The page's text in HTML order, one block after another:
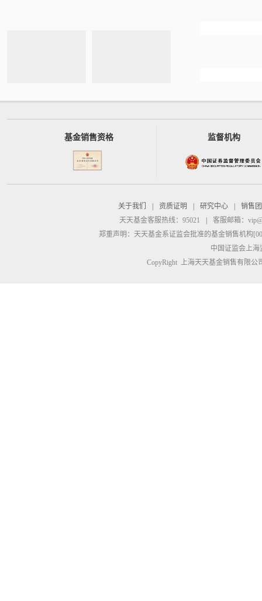
基金销售资格 监督机构
关于我们 资质证明 研究中心
销售
天天基金客服热线：95021
客服邮箱：
郑重声明： 天天基金系证监会批准的基金销售机构
中国证监会上
CopyRight 上海天天基金销售有限